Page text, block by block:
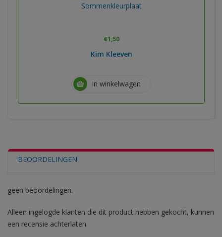
Sommenkleurplaat
€1,50
Kim Kleeven
In winkelwagen
BEOORDELINGEN
geen beoordelingen.
Alleen ingelogde klanten die dit product hebben gekocht, kunnen
een recensie achterlaten.